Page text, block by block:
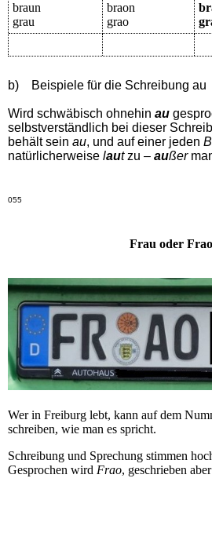
braun
grau
braon
grao
b) Beispiele für die Schreibung au
Wird schwäbisch ohnehin au
selbstverständlich bei dieser
behält sein au, und auf einer jeden B
natürlicherweise lautzu – außer
055
Frau oder
Wer in Freiburg lebt, kann auf dem
schreiben, wie man es spricht.
Schreibung und Sprechung stimmen
Gesprochen wird Frao, geschrieben aber